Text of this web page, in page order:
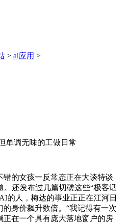
> ai应用 >
单调无味的工做日常
的女孩一反常态正在大谈特谈
还发布过几篇切磋这些“极客话
的人，梅达的事业正正在江河日
身价飙升数倍。“我记得有一次
在一个具有庞大落地窗户的房